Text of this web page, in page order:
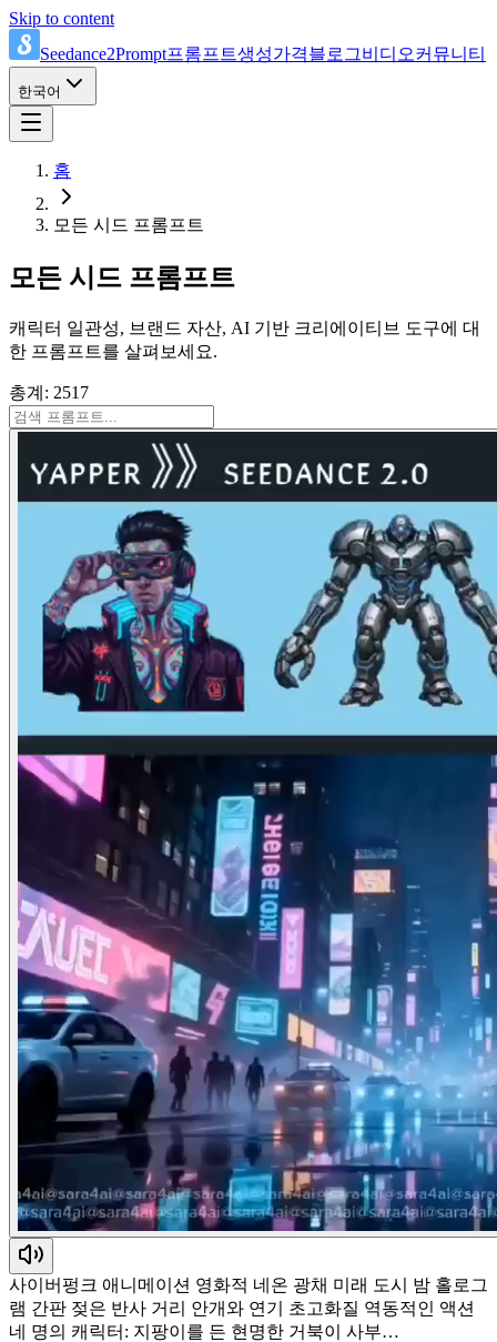
Skip to content
Seedance2Prompt프롬프트생성가격블로그비디오커뮤니티
한국어
홈
모든 시드 프롬프트
모든 시드 프롬프트
캐릭터 일관성, 브랜드 자산, AI 기반 크리에이티브 도구에 대
한 프롬프트를 살펴보세요.
총계: 2517
사이버펑크 애니메이션 영화적 네온 광채 미래 도시 밤 홀로그
램 간판 젖은 반사 거리 안개와 연기 초고화질 역동적인 액션
네 명의 캐릭터: 지팡이를 든 현명한 거북이 사부…